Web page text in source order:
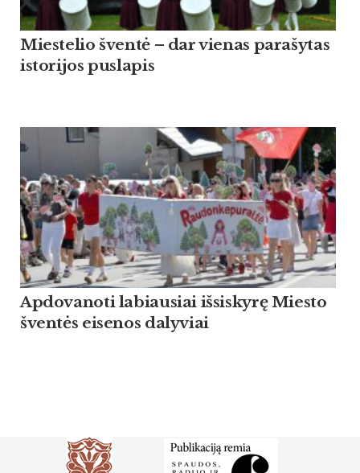
Miestelio šventė – dar vienas parašytas
istorijos puslapis
Apdovanoti labiausiai išsiskyrę Miesto
šventės eisenos dalyviai